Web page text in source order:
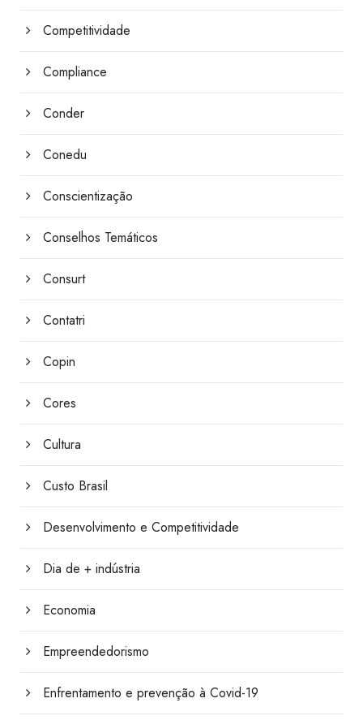
Competitividade
Compliance
Conder
Conedu
Conscientização
Conselhos Temáticos
Consurt
Contatri
Copin
Cores
Cultura
Custo Brasil
Desenvolvimento e Competitividade
Dia de + indústria
Economia
Empreendedorismo
Enfrentamento e prevenção à Covid-19